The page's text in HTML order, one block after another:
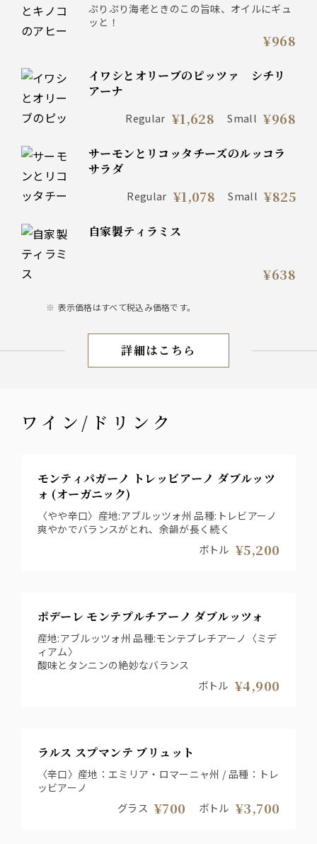
ぷりぷり海老ときのこの旨味、オイルにギュ
ッと！
¥968
イワシとオリーブのピッツァ シチリ
アーナ
Regular ¥1,628 Small ¥968
サーモンとリコッタチーズのルッコラ
サラダ
Regular ¥1,078 Small ¥825
自家製ティラミス
¥638
表示価格はすべて税込み価格です。
お料理
詳細はこちら
ワイン/ドリンク
モンティパガーノ トレッビアーノ ダブルッツ
ォ (オーガニック)
〈やや辛口〉産地:アブルッツォ州 品種:トレビアーノ
爽やかでバランスがとれ、余韻が長く続く
ボトル ¥5,200
ポデーレ モンテプルチアーノ ダブルッツォ
産地:アブルッツォ州 品種:モンテプレチアーノ〈ミデ
ィアム〉
酸味とタンニンの絶妙なバランス
ボトル ¥4,900
ラルス スプマンテ ブリュット
〈辛口〉産地：エミリア・ロマーニャ州 / 品種：トレ
ッビアーノ
グラス ¥700 ボトル ¥3,700